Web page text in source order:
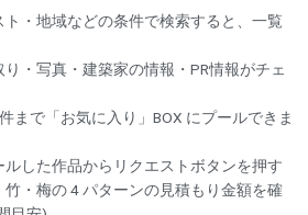
・地域などの条件で検索すると、一覧
・写真・建築家の情報・PR情報がチェ
まで「お気に入り」BOX にプールできま
ルした作品からリクエストボタンを押す
・梅の 4 パターンの見積もり金額を確